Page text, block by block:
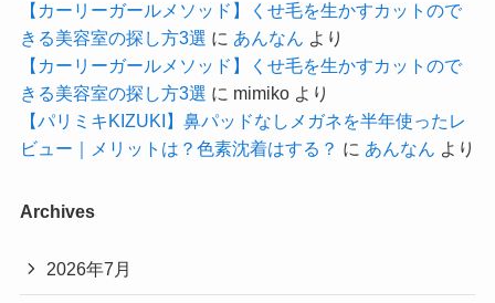
【カーリーガールメソッド】くせ毛を生かすカットので
きる美容室の探し方3選 に あんなん
より
【カーリーガールメソッド】くせ毛を生かすカットので
きる美容室の探し方3選 に mimikoより
【パリミキKIZUKI】鼻パッドなしメガネを半年使ったレ
ビュー｜メリットは？色素沈着はする？ に あんなん より
Archives
2026年7月